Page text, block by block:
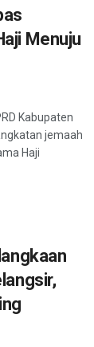
Menuju
Kabupaten
jemaah
Haji